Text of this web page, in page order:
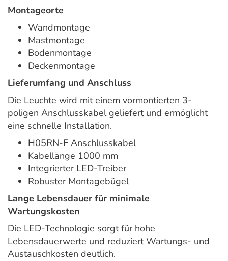
Montageorte
Wandmontage
Mastmontage
Bodenmontage
Deckenmontage
Lieferumfang und Anschluss
Die Leuchte wird mit einem vormontierten 3-
poligen Anschlusskabel geliefert und ermöglicht
eine schnelle Installation.
H05RN-F Anschlusskabel
Kabellänge 1000 mm
Integrierter LED-Treiber
Robuster Montagebügel
Lange Lebensdauer für minimale
Wartungskosten
Die LED-Technologie sorgt für hohe
Lebensdauerwerte und reduziert Wartungs- und
Austauschkosten deutlich.